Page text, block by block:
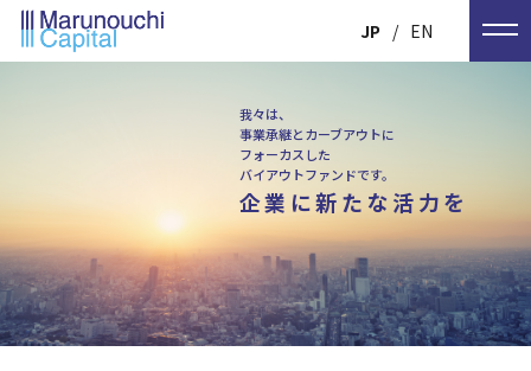
EN
JP
我々は、
事業承継とカーブアウトに
フォーカスした
バイアウトファンドです。
企業に新たな活力を